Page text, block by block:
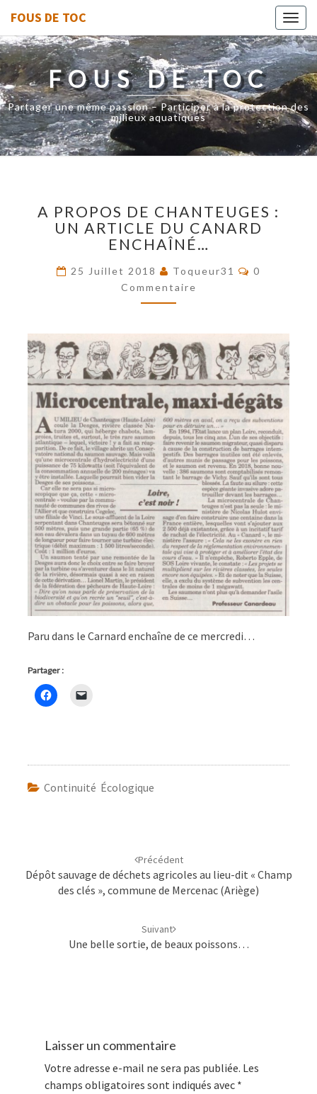
FOUS DE TOC
FOUS DE TOC
Partager une même passion – Participer à la protection des
milieux aquatiques
PROPOS
DE
CHANTEUGES
UN
ARTICLE
DU
ENCHAÎNÉ…
A PROPOS DE CHANTEUGES :
UN ARTICLE DU CANARD
ENCHAÎNÉ…
25 Juillet 2018 Toqueur31
0
Commentaire
Paru dans le Carnard enchaîne de ce mercredi…
Partager :
Continuité Écologique
Précédent
Dépôt sauvage de déchets agricoles au lieu-dit « Champ
des clés », commune de Mercenac (Ariège)
Suivant
Une belle sortie, de beaux poissons…
Laisser un commentaire
Votre adresse e-mail ne sera pas publiée. Les
champs obligatoires sont indiqués avec *